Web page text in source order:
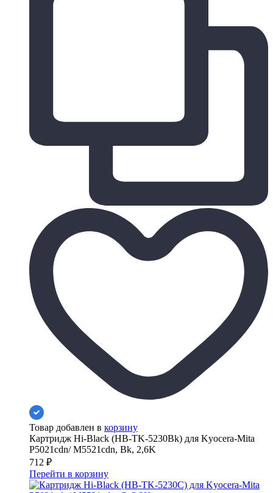
Товар добавлен в корзину
Картридж Hi-Black (HB-TK-5230Bk) для Kyocera-Mita
P5021cdn/ M5521cdn, Bk, 2,6K
712 ₽
Перейти в корзину